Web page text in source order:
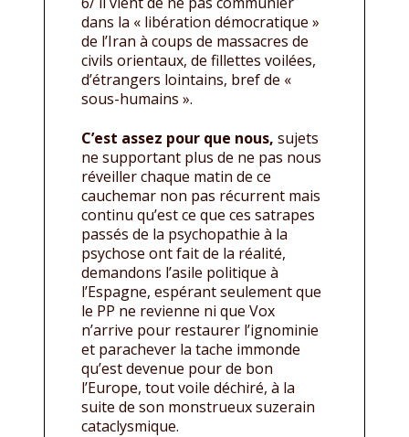
dans la « libération démocratique »
de l’Iran à coups de massacres de
civils orientaux, de fillettes voilées,
d’étrangers lointains, bref de «
sous-humains ».
C’est assez pour que nous, sujets
ne supportant plus de ne pas nous
réveiller chaque matin de ce
cauchemar non pas récurrent mais
continu qu’est ce que ces satrapes
passés de la psychopathie à la
psychose ont fait de la réalité,
demandons l’asile politique à
l’Espagne, espérant seulement que
le PP ne revienne ni que Vox
n’arrive pour restaurer l’ignominie
et parachever la tache immonde
qu’est devenue pour de bon
l’Europe, tout voile déchiré, à la
suite de son monstrueux suzerain
cataclysmique.